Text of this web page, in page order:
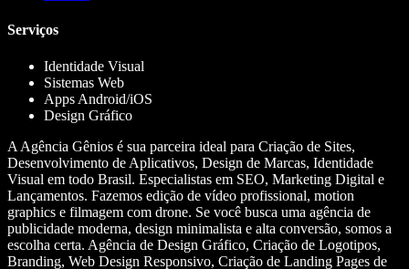
Serviços
Identidade Visual
Sistemas Web
Apps Android/iOS
Design Gráfico
A Agência Gênios é sua parceira ideal para Criação de Sites,
Desenvolvimento de Aplicativos, Design de Marcas, Identidade
Visual em todo Brasil. Especialistas em SEO, Marketing Digital e
Lançamentos. Fazemos edição de vídeo profissional, motion
graphics e filmagem com drone. Se você busca uma agência de
publicidade moderna, design minimalista e alta conversão, somos a
escolha certa. Agência de Design Gráfico, Criação de Logotipos,
Branding, Web Design Responsivo, Criação de Landing Pages de